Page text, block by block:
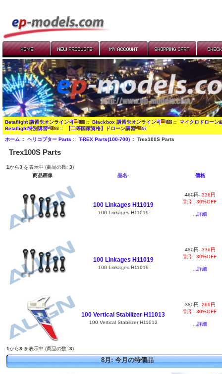
Betaflight 講習※オンライン可 :: Blackbox 講習※オンライン可 :: マイクロドローン
Betaflight特別講習
:: 【二等国家資格】ドローン講習
ホーム:: ヘリコプター Parts :: T-REX Parts(100-700):: Trex100S Parts
Trex100S Parts
1から3 を表示中 (商品の数: 3)
商品画像
品名- 価格
100 Linkages H11019
100 Linkages H11019
480円 336円
割引: 30%OFF
...詳細
100 Linkages H11019
100 Linkages H11019
480円 336円
割引: 30%OFF
...詳細
100 Vertical Stabilizer H11013
100 Vertical Stabilizer H11013
380円 266円
割引: 30%OFF
...詳細
1から3 を表示中 (商品の数: 3)
8月: 今月の特価品